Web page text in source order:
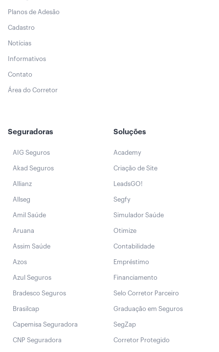
Planos de Adesão
Cadastro
Notícias
Informativos
Contato
Área do Corretor
Seguradoras
AIG Seguros
Akad Seguros
Allianz
Allseg
Amil Saúde
Aruana
Assim Saúde
Azos
Azul Seguros
Bradesco Seguros
Brasilcap
Capemisa Seguradora
CNP Seguradora
Soluções
Academy
Criação de Site
LeadsGO!
Segfy
Simulador Saúde
Otimize
Contabilidade
Empréstimo
Financiamento
Selo Corretor Parceiro
Graduação em Seguros
SegZap
Corretor Protegido